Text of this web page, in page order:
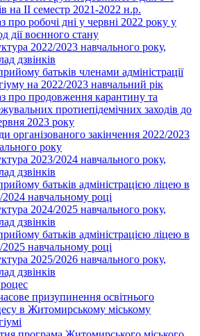
на ІІ семестр 2021-2022 н.р.
про робочі дні у червні 2022 року у
дії воєнного стану
2022/2023 навчального року,
дзвінків
батьків членами адміністрації
на 2022/2023 навчальний рік
про продовження карантину та
протиепідемічних заходів до
2023 року
організованого закінчення 2022/2023
року
2023/2024 навчального року,
дзвінків
батьків адміністрацією ліцею в
2024 навчальному році
2024/2025 навчального року,
дзвінків
батьків адміністрацією ліцею в
2025 навчальному році
2025/2026 навчального року,
дзвінків
призупинення освітнього
в Житомирському міському